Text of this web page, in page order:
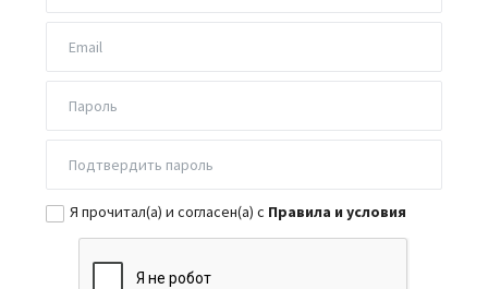
Подписка
Я прочитал(а) и согласен(а) с Правила и условия